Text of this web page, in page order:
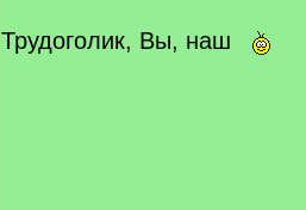
Трудоголик, Вы, наш